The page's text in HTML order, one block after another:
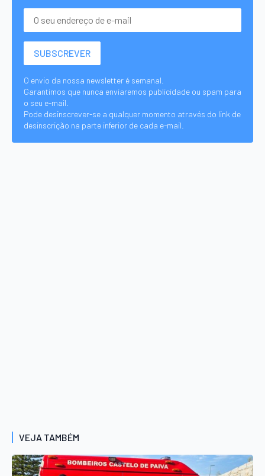
O envio da nossa newsletter é semanal.
Garantimos que nunca enviaremos publicidade ou spam para
o seu e-mail.
Pode desinscrever-se a qualquer momento através do link de
desinscrição na parte inferior de cada e-mail.
VEJA TAMBÉM